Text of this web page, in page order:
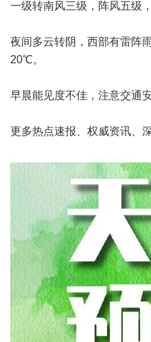
一级转南风三级，阵风五级
夜间多云转阴，西部有雷阵
20℃。
早晨能见度不佳，注意交通
更多热点速报、权威资讯、